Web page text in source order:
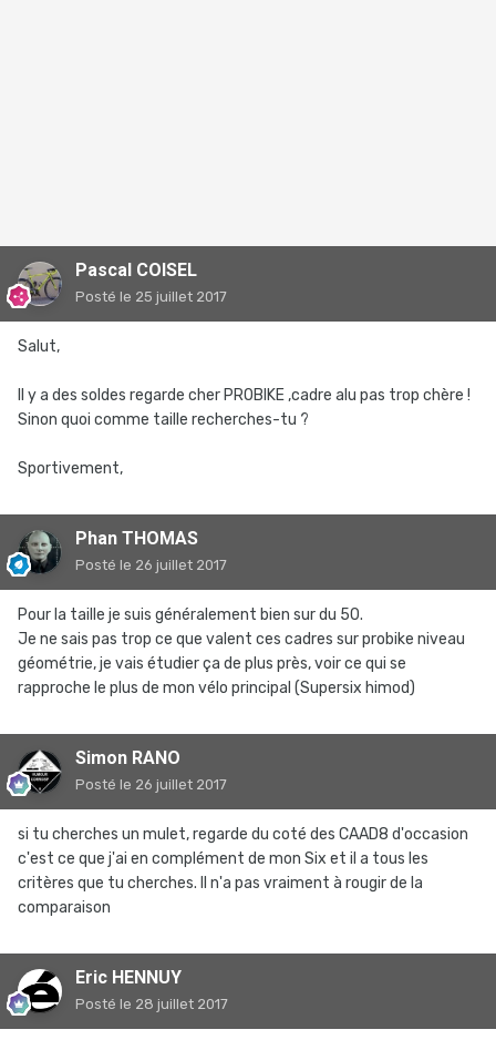
Pascal COISEL
Posté le 25 juillet 2017
Salut,
Il y a des soldes regarde cher PROBIKE ,cadre alu pas trop chère !
Sinon quoi comme taille recherches-tu ?
Sportivement,
Phan THOMAS
Posté le 26 juillet 2017
Pour la taille je suis généralement bien sur du 50.
Je ne sais pas trop ce que valent ces cadres sur probike niveau
géométrie, je vais étudier ça de plus près, voir ce qui se
rapproche le plus de mon vélo principal (Supersix himod)
Simon RANO
Posté le 26 juillet 2017
si tu cherches un mulet, regarde du coté des CAAD8 d'occasion
c'est ce que j'ai en complément de mon Six et il a tous les
critères que tu cherches. Il n'a pas vraiment à rougir de la
comparaison
Eric HENNUY
Posté le 28 juillet 2017